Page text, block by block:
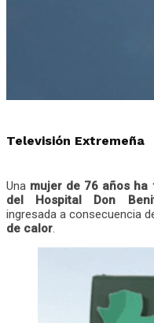
Televisión Extremeña
Una mujer de 76 años
del Hospital Don
ingresada a consecuencia
de calor.